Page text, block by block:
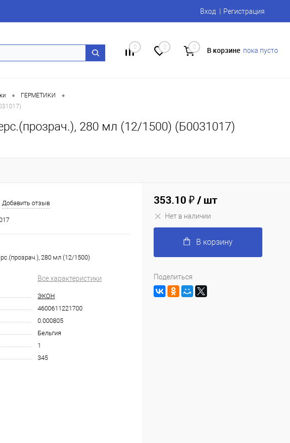
Вход Регистрация
0 0 0 В корзине пока пусто
• ГЕРМЕТИКИ •
280 мл (12/1500) (Б0031017)
Добавить отзыв
280 мл (12/1500)
Все характеристики
ЭКОН
4600611221700
0.000805
Бельгия
1
345
353.10 ₽/ шт
Нет в наличии
В корзину
Поделиться